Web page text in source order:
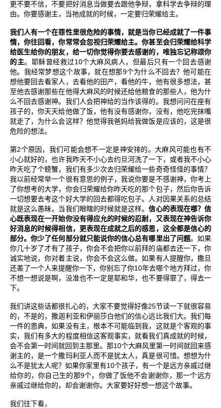
更不要不信，不要把好消息当做要去跟他争辩，拿科学去争辩的理
由。你要感谢主，当祂成就的时候，一定要归荣耀给主。
我们人有一个在罪性里很危险的事情，就是当你已经成就了一件事
情，你往回看，你常常会忽视归荣耀给主。你甚至会归荣耀给科学
给医生给你的朋友，给一切你觉得你要去感谢的，唯独忘记称颂你
的主。耶稣曾经救过10个大麻风病人，但最后只有一个回去感谢
他。我经常梦想这个故事，就在想那9个为什么不回去？他可能在
想他要回去看家人，去看他的田产，看他的牛，他有很多想法，甚
至他去感谢那些在他得大麻风的时候还给他粮食的那些人，他为什
么不回去感谢神。我们人会把神给的当作该得的。我想问问在座有
孩子的，你天天给他做了饭，他有没有感谢你，没有，他吃完抹嘴
就走了，为什么会这样？他觉得我爸妈给我做饭是应该的，这是很
危险的想法。
第2个原因，我们可能会想不一定是神安排的。大麻风可能也有不
小心就好的，也许我昨天不小心去约旦河洗了一下，或者我不小心
昨天吃了个螃蟹，我们有多少次去归荣耀给一些奇奇怪怪的事情？
我以前经常举一个很有意思的例子，我说你要是不感谢神，你考上
了你想考的大学，你会归荣耀给你昨天吃的那个包子，然后你告诉
一切想要去考这个好大学的回去都得吃包子。人对因果关系的总结
就是这么愚昧，当我们眼瞎的时候就是这样。信心的表现在哪？信
心既表现在一开始你没有得应允的时候的忍耐，又表现在神告诉你
好消息的时候得相信，更表现在成就之后的感恩，这全都是信心的
部分。你少了任何部分就只能说你的信心总有哪里出了问题。如果
你几十岁了才有了孩子，你会不会把你以前拜的庙都去还一下，你
诚实地说，你对着主说，你会不会这么做。如果有人提醒你，撒旦
还差了一个人来提醒你一下，你别忘了你10年去哪个地方拜过，你
不想一想说是啊，没准也不一定是耶和华，也不要得罪了，得去一
下。
我们讲这些话都很扎心的，大家不要觉得好像25节读一下就很容易
的，不是的，撒迦利亚和伊丽莎白他们的信心远比我们大。我们每
一件的恩典，如果没有主，根本不可能临到我，这就是个客观的事
实，我们有多大的程度相信这客观事实，就看我们真成就的时候，
会不会第一时间就回到主那里。那10个大麻风里第一时间就回来感
谢主的，是一个撒玛利亚人而不是犹太人，真是很可惜。想想为什
么不是犹太人呢？如果你家里有10个孩子，有一个是远方亲戚过继
给你的，你自己生的那9个，你做了饭他不会谢谢你，那一个远方
亲戚过继给你的，却会谢谢你。大家要好好想一想这个故事。
我们往下看，